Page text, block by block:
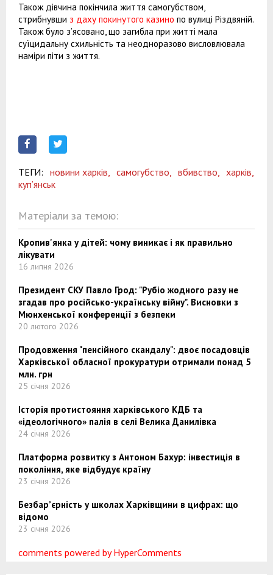
Також дівчина покінчила життя самогубством,
стрибнувши з даху покинутого казино по вулиці Різдвяній.
Також було з’ясовано, що загибла при житті мала
суїцидальну схильність та неодноразово висловлювала
наміри піти з життя.
ТЕГИ: новини харків, самогубство, вбивство,
харків,
куп’янськ
Матеріали за темою:
Кропив'янка у дітей: чому виникає і як правильно
лікувати
16 липня 2026
Президент СКУ Павло Грод: "Рубіо жодного разу не
згадав про російсько-українську війну". Висновки з
Мюнхенської конференції з безпеки
20 лютого 2026
Продовження "пенсійного скандалу": двоє посадовців
Харківської обласної прокуратури отримали понад 5
млн. грн
25 січня 2026
Історія протистояння харківського КДБ та
«ідеологічного» палія в селі Велика Данилівка
24 січня 2026
Платформа розвитку з Антоном Бахур: інвестиція в
покоління, яке відбудує країну
23 січня 2026
Безбар’єрність у школах Харківщини в цифрах: що
відомо
23 січня 2026
comments powered by HyperComments